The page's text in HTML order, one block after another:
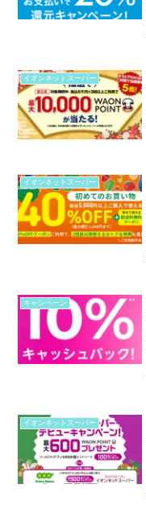
イオンネットスーパー
イオンネットスーパー
キャンペーン
イオンネットスーパー